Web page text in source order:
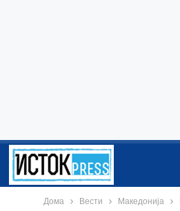
Дома Вести Македонија